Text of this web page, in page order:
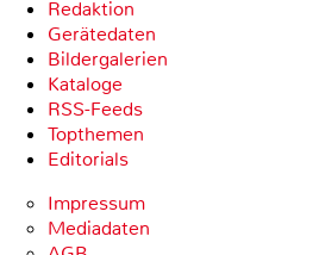
Redaktion
Gerätedaten
Bildergalerien
Kataloge
RSS-Feeds
Topthemen
Editorials
Impressum
Mediadaten